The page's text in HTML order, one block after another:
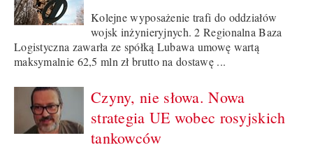
Kolejne wyposażenie trafi do oddziałów
wojsk inżynieryjnych. 2 Regionalna Baza
Logistyczna zawarła ze spółką Lubawa umowę wartą
maksymalnie 62,5 mln zł brutto na dostawę ...
Czyny, nie słowa. Nowa
strategia UE wobec rosyjskich
tankowców